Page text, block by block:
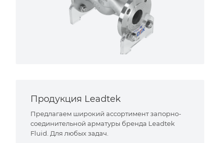
Продукция Leadtek
Предлагаем широкий ассортимент запорно-
соединительной арматуры бренда Leadtek
Fluid. Для любых задач.